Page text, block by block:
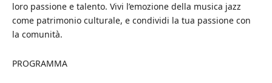
loro passione e talento. Vivi l’emozione della musica jazz
come patrimonio culturale, e condividi la tua passione con
la comunità.
PROGRAMMA